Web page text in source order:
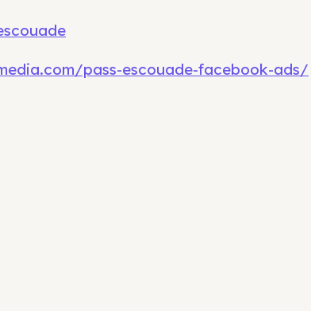
pass-escouade-facebook-ads/